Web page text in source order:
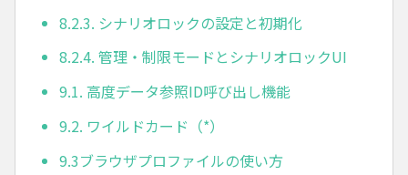
8.2.3. シナリオロックの設定と初期化
8.2.4. 管理・制限モードとシナリオロックUI
9.1. 高度データ参照ID呼び出し機能
9.2. ワイルドカード（*）
9.3ブラウザプロファイルの使い方